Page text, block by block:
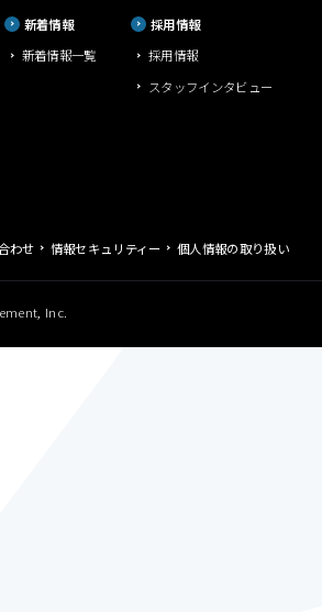
新着情報
新着情報一覧
採用情報
採用情報
スタッフインタビュー
わせ 情報セキュリティー 個人情報の取り扱い
Inc.